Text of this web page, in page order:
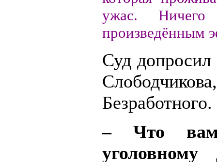
ужас.
произведённым
Суд допросил
Безработного.
– Что вам
уголовному